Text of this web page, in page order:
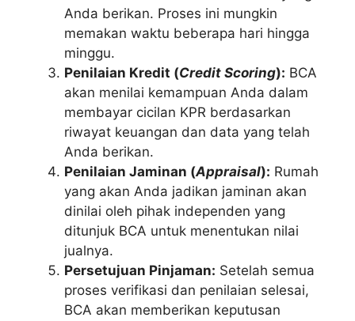
Anda berikan. Proses ini mungkin
memakan waktu beberapa hari hingga
minggu.
Penilaian Kredit (Credit Scoring): BCA
akan menilai kemampuan Anda dalam
membayar cicilan KPR berdasarkan
riwayat keuangan dan data yang telah
Anda berikan.
Penilaian Jaminan (Appraisal): Rumah
yang akan Anda jadikan jaminan akan
dinilai oleh pihak independen yang
ditunjuk BCA untuk menentukan nilai
jualnya.
Persetujuan Pinjaman: Setelah semua
proses verifikasi dan penilaian selesai,
BCA akan memberikan keputusan